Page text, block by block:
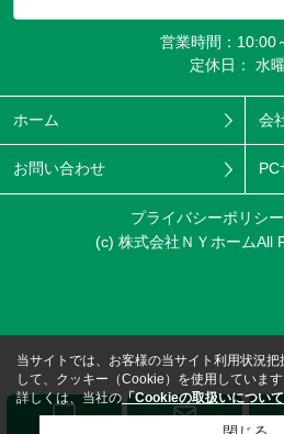
営業時間：10:00
定休日： 水
ホーム 会
お問い合わせ PC
プライバシーポリシー
(c) 株式会社ＮＹホームAll
当サイトでは、お客様の当サイト利用状況
して、クッキー（Cookie）を使用しています
詳しくは、当社の 「Cookieの取扱いについ